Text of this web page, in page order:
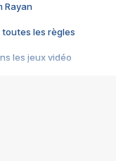
Rayan
toutes les règles
les jeux vidéo